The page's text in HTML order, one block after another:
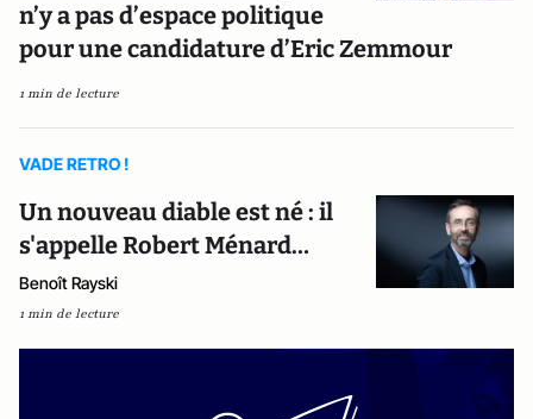
n’y a pas d’espace politique
pour une candidature d’Eric Zemmour
1 min de lecture
VADE RETRO !
Un nouveau diable est né : il
s'appelle Robert Ménard…
Benoît Rayski
1 min de lecture